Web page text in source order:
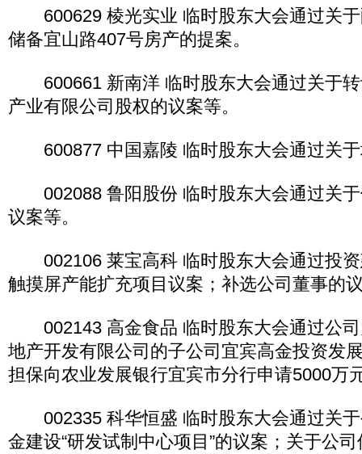
600629 棱光实业 临时股东大会通过关于
储备宜山路407号房产的提案。
600661 新南洋 临时股东大会通过关于转
产业有限公司股权的议案等。
600877 中国嘉陵 临时股东大会通过关于
002088 鲁阳股份 临时股东大会通过关于
议案等。
002106 莱宝高科 临时股东大会通过投资
触摸屏产能扩充项目议案；补选公司董事的
002143 高金食品 临时股东大会通过公司
地产开发有限公司的子公司宜宾高金投资发
担保向农业发展银行宜宾市分行申请5000万
002335 科华恒盛 临时股东大会通过关于
金建设“研发试制中心项目”的议案；关于公